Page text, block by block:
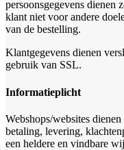
persoonsgegevens dienen
klant niet voor andere
van de bestelling.
Klantgegevens dienen
gebruik van SSL.
Informatieplicht
Webshops/websites
betaling, levering,
een heldere en vindbare